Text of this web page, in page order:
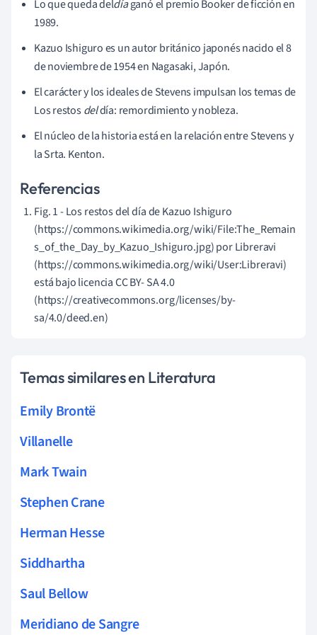
Lo que queda deldíaganó el premio Booker de ficción en
1989.
Kazuo Ishiguro es un autor británico japonés nacido el 8
de noviembre de 1954 en Nagasaki, Japón.
El carácter y los ideales de Stevens impulsan los temas de
Los restosdeldía: remordimiento y nobleza.
El núcleo de la historia está en la relación entre Stevens y
la Srta. Kenton.
Referencias
Fig. 1 - Los restos del día de Kazuo Ishiguro
(https://commons.wikimedia.org/wiki/File:The_Remain
s_of_the_Day_by_Kazuo_Ishiguro.jpg) por Libreravi
(https://commons.wikimedia.org/wiki/User:Libreravi)
está bajo licencia CC BY- SA 4.0
(https://creativecommons.org/licenses/by-
sa/4.0/deed.en)
Temas similares en Literatura
Emily Brontë
Villanelle
Mark Twain
Stephen Crane
Herman Hesse
Siddhartha
Saul Bellow
Meridiano de Sangre